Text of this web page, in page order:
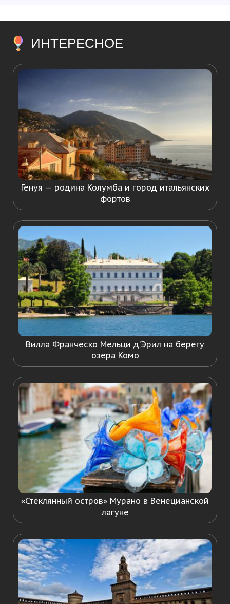
ИНТЕРЕСНОЕ
Генуя — родина Колумба и город итальянских
фортов
Вилла Франческо Мельци д’Эрил на берегу
озера Комо
«Стеклянный остров» Мурано в Венецианской
лагуне